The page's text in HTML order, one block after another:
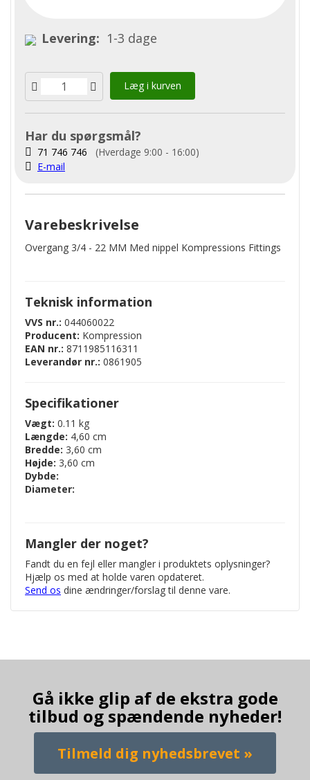
Levering: 1-3 dage
Læg i kurven
Har du spørgsmål?
71 746 746 (Hverdage 9:00 - 16:00)
E-mail
Varebeskrivelse
Overgang 3/4 - 22 MM Med nippel Kompressions Fittings
Teknisk information
VVS nr.: 044060022
Producent: Kompression
EAN nr.: 8711985116311
Leverandør nr.: 0861905
Specifikationer
Vægt: 0.11 kg
Længde: 4,60 cm
Bredde: 3,60 cm
Højde: 3,60 cm
Dybde:
Diameter:
Mangler der noget?
Fandt du en fejl eller mangler i produktets oplysninger?
Hjælp os med at holde varen opdateret.
Send os dine ændringer/forslag til denne vare.
Gå ikke glip af de ekstra gode
tilbud og spændende nyheder!